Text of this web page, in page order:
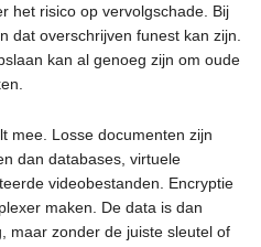
het risico op vervolgschade. Bij
dat overschrijven funest kan zijn.
kan al genoeg zijn om oude
mee. Losse documenten zijn
dan databases, virtuele
videobestanden. Encryptie
maken. De data is dan
maar zonder de juiste sleutel of